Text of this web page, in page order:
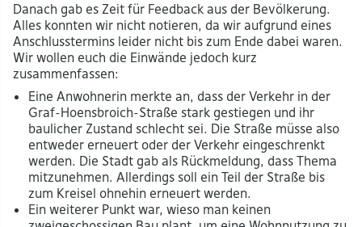
Danach gab es Zeit für Feedback aus der Bevölkerung.
Alles konnten wir nicht notieren, da wir aufgrund eines
Anschlusstermins leider nicht bis zum Ende dabei waren.
Wir wollen euch die Einwände jedoch kurz
zusammenfassen:
Eine Anwohnerin merkte an, dass der Verkehr in der
Graf-Hoensbroich-Straße stark gestiegen und ihr
baulicher Zustand schlecht sei. Die Straße müsse also
entweder erneuert oder der Verkehr eingeschrenkt
werden. Die Stadt gab als Rückmeldung, dass Thema
mitzunehmen. Allerdings soll ein Teil der Straße bis
zum Kreisel ohnehin erneuert werden.
Ein weiterer Punkt war, wieso man keinen